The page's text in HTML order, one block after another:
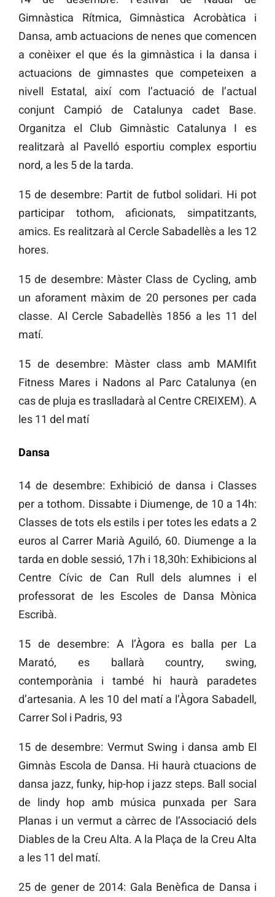
Gimnàstica Rítmica, Gimnàstica Acrobàtica i
Dansa, amb actuacions de nenes que comencen
a conèixer el que és la gimnàstica i la dansa i
actuacions de gimnastes que competeixen a
nivell Estatal, així com l’actuació de l’actual
conjunt Campió de Catalunya cadet Base.
Organitza el Club Gimnàstic Catalunya I es
realitzarà al Pavelló esportiu complex esportiu
nord, a les 5 de la tarda.
15 de desembre: Partit de futbol solidari. Hi pot
participar tothom, aficionats, simpatitzants,
amics. Es realitzarà al Cercle Sabadellès a les 12
hores.
15 de desembre: Màster Class de Cycling, amb
un aforament màxim de 20 persones per cada
classe. Al Cercle Sabadellès 1856 a les 11 del
matí.
15 de desembre: Màster class amb MAMIfit
Fitness Mares i Nadons al Parc Catalunya (en
cas de pluja es traslladarà al Centre CREIXEM). A
les 11 del matí
Dansa
14 de desembre: Exhibició de dansa i Classes
per a tothom. Dissabte i Diumenge, de 10 a 14h:
Classes de tots els estils i per totes les edats a 2
euros al Carrer Marià Aguiló, 60. Diumenge a la
tarda en doble sessió, 17h i 18,30h: Exhibicions al
Centre Cívic de Can Rull dels alumnes i el
professorat de les Escoles de Dansa Mònica
Escribà.
15 de desembre: A l’Àgora es balla per La
Marató, es ballarà country, swing,
contemporània i també hi haurà paradetes
d’artesania. A les 10 del matí a l’Àgora Sabadell,
Carrer Sol i Padris, 93
15 de desembre: Vermut Swing i dansa amb El
Gimnàs Escola de Dansa. Hi haurà ctuacions de
dansa jazz, funky, hip-hop i jazz steps. Ball social
de lindy hop amb música punxada per Sara
Planas i un vermut a càrrec de l’Associació dels
Diables de la Creu Alta. A la Plaça de la Creu Alta
a les 11 del matí.
25 de gener de 2014: Gala Benèfica de Dansa i